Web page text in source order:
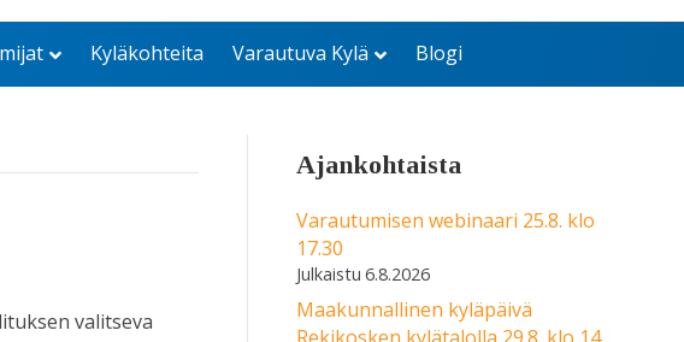
c
b
k
s
a
Kyläkohteita Varautuva Kylä Blogi
valitseva
Ajankohtaista
Varautumisen webinaari 25.8. klo
17.30
6.8.2026
Maakunnallinen kyläpäivä